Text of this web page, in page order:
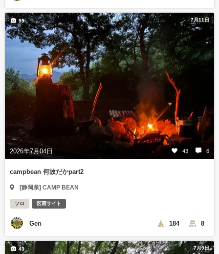
7月11日
2026年7月04日 43 6
55
campbean 何故だかpart2
[静岡県] CAMP BEAN
ソロ 区画サイト
Gen 184 8
7月9日
43